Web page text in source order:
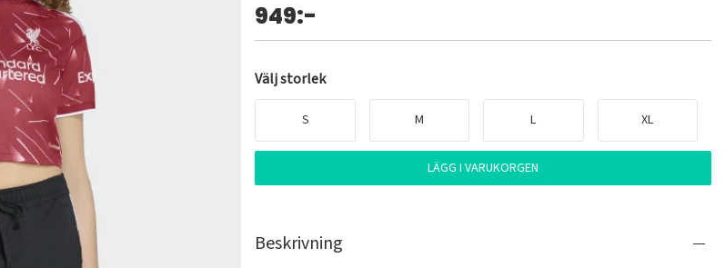
949:-
Välj storlek
S M L XL
LÄGG I VARUKORGEN
Beskrivning